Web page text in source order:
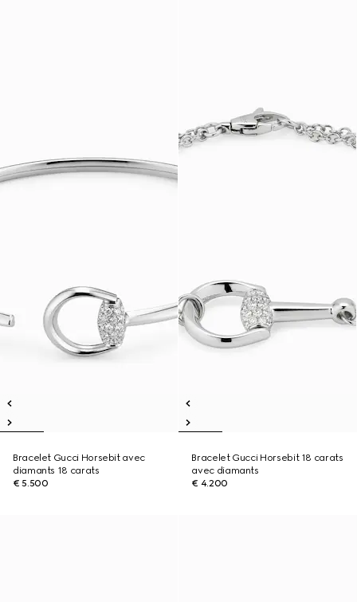
Bracelet Gucci Horsebit avec
diamants 18 carats
€ 5.500
Bracelet Gucci Horsebit 18 carats
avec diamants
€ 4.200